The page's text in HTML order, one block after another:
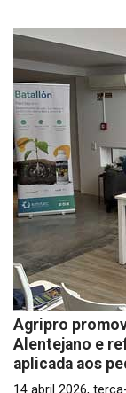
Agripro
Alentejano e
aplicada aos
14 abril 2026,